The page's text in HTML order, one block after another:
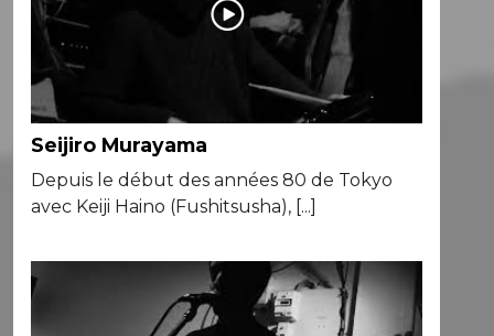
Seijiro Murayama
Depuis le début des années 80 de Tokyo
avec Keiji Haino (Fushitsusha), [...]